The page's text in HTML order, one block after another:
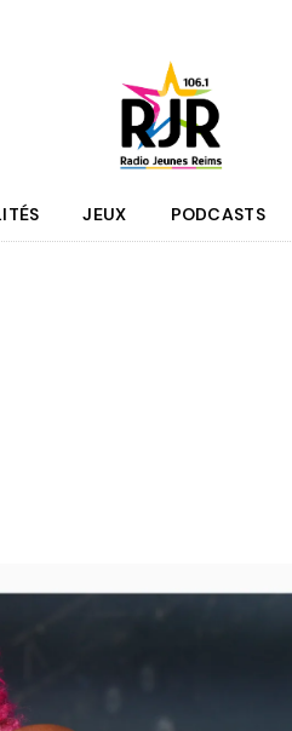
JEUX PODCASTS